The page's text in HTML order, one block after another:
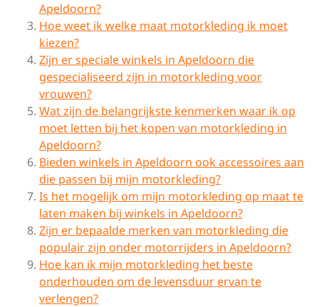
Apeldoorn?
Hoe weet ik welke maat motorkleding ik moet
kiezen?
Zijn er speciale winkels in Apeldoorn die
gespecialiseerd zijn in motorkleding voor
vrouwen?
Wat zijn de belangrijkste kenmerken waar ik op
moet letten bij het kopen van motorkleding in
Apeldoorn?
Bieden winkels in Apeldoorn ook accessoires aan
die passen bij mijn motorkleding?
Is het mogelijk om mijn motorkleding op maat te
laten maken bij winkels in Apeldoorn?
Zijn er bepaalde merken van motorkleding die
populair zijn onder motorrijders in Apeldoorn?
Hoe kan ik mijn motorkleding het beste
onderhouden om de levensduur ervan te
verlengen?